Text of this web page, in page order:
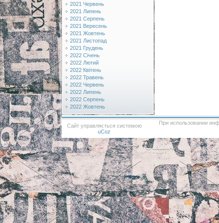
2021 Червень
2021 Липень
2021 Серпень
2021 Вересень
2021 Жовтень
2021 Листопад
2021 Грудень
2022 Січень
2022 Лютий
2022 Квітень
2022 Травень
2022 Червень
2022 Липень
2022 Серпень
2022 Жовтень
Сайт управляється системою
uCoz
При использовании